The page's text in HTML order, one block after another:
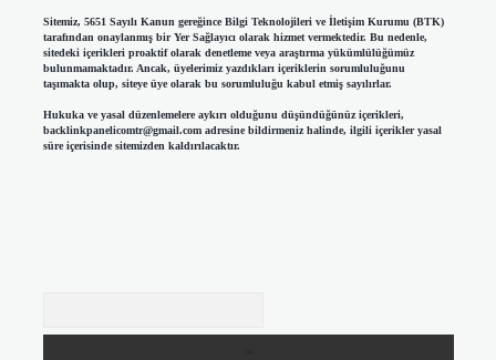
Sitemiz, 5651 Sayılı Kanun gereğince Bilgi Teknolojileri ve İletişim Kurumu (BTK)
tarafından onaylanmış bir Yer Sağlayıcı olarak hizmet vermektedir. Bu nedenle,
sitedeki içerikleri proaktif olarak denetleme veya araştırma yükümlülüğümüz
bulunmamaktadır. Ancak, üyelerimiz yazdıkları içeriklerin sorumluluğunu
taşımakta olup, siteye üye olarak bu sorumluluğu kabul etmiş sayılırlar.
Hukuka ve yasal düzenlemelere aykırı olduğunu düşündüğünüz içerikleri,
backlinkpanelicomtr@gmail.comadresine bildirmeniz halinde, ilgili içerikler yasal
süre içerisinde sitemizden kaldırılacaktır.